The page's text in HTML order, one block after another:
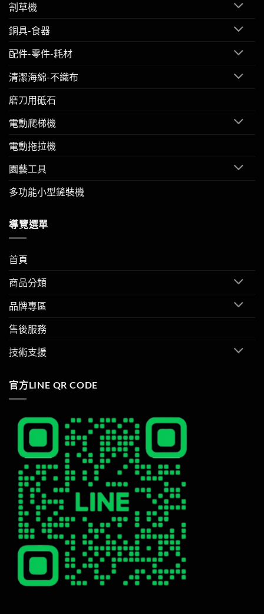
割草機
銅具-食器
配件-零件-耗材
清潔海綿-不織布
磨刀用砥石
電動爬梯機
電動拖拉機
園藝工具
多功能小型鏟裝機
導覽選單
首頁
商品分類
品牌專區
售後服務
技術支援
官方LINE QR CODE